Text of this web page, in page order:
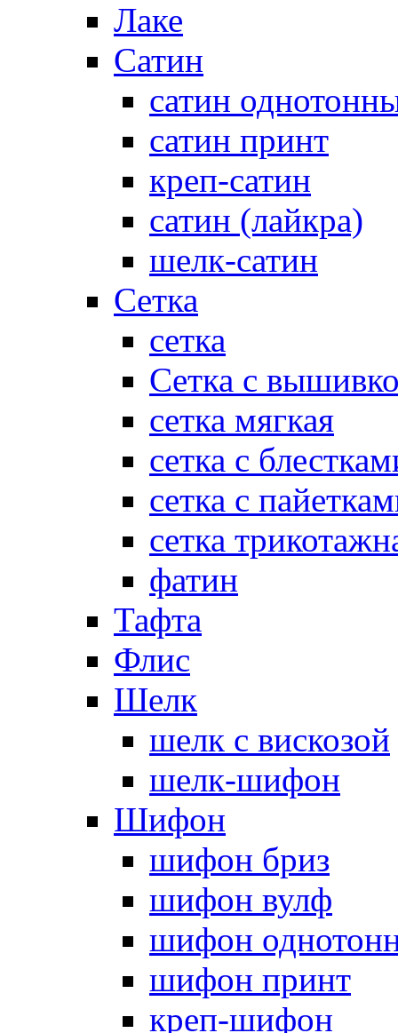
Лаке
Сатин
сатин
сатин принт
креп-сатин
сатин (лайкра)
шелк-сатин
Сетка
сетка
Сетка с
сетка мягкая
сетка с
сетка с
сетка
фатин
Тафта
Флис
Шелк
шелк с вискозой
шелк-шифон
Шифон
шифон бриз
шифон вулф
шифон
шифон принт
креп-шифон